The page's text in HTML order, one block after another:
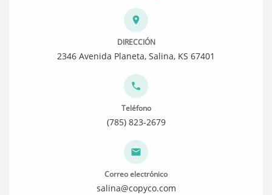
DIRECCIÓN
2346 Avenida Planeta, Salina, KS 67401
Teléfono
(785) 823-2679
Correo electrónico
salina@copyco.com